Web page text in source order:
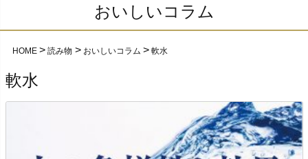
おいしいコラム
HOME 読み物 おいしいコラム 軟水
軟水